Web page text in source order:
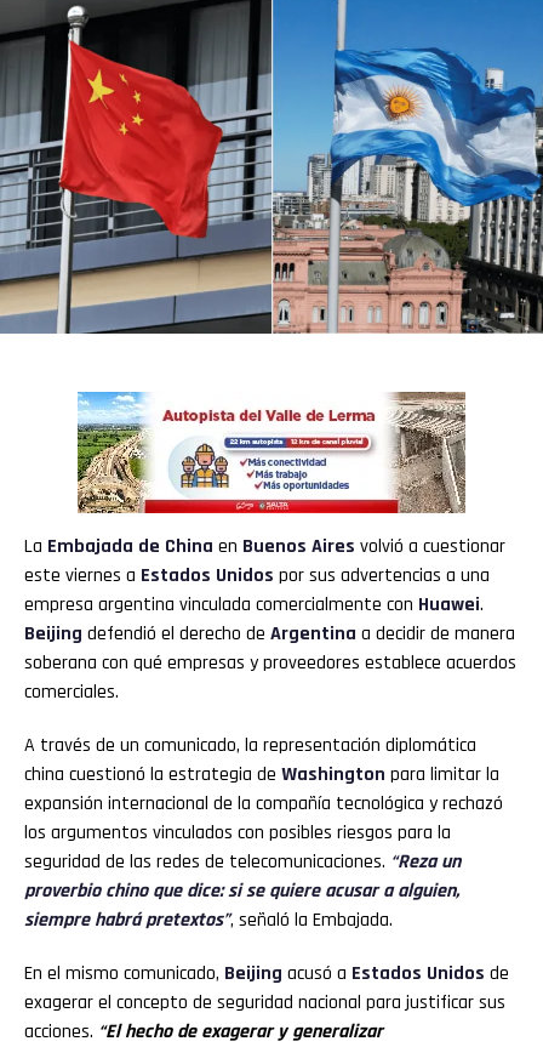
La Embajada de China en Buenos Aires volvió a cuestionar
este viernes a Estados Unidos por sus advertencias a una
empresa argentina vinculada comercialmente con Huawei.
Beijing defendió el derecho de Argentina a decidir de manera
soberana con qué empresas y proveedores establece acuerdos
comerciales.
A través de un comunicado, la representación diplomática
china cuestionó la estrategia de Washington para limitar la
expansión internacional de la compañía tecnológica y rechazó
los argumentos vinculados con posibles riesgos para la
seguridad de las redes de telecomunicaciones. “Reza un
proverbio chino que dice: si se quiere acusar a alguien,
siempre habrá pretextos”, señaló la Embajada.
En el mismo comunicado, Beijing acusó a Estados Unidos de
exagerar el concepto de seguridad nacional para justificar sus
acciones. “El hecho de exagerar y generalizar